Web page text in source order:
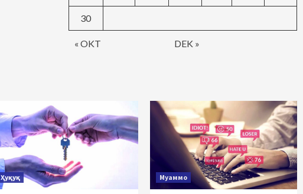
« OKT DEK »
30
Ҳуқуқ Муаммо